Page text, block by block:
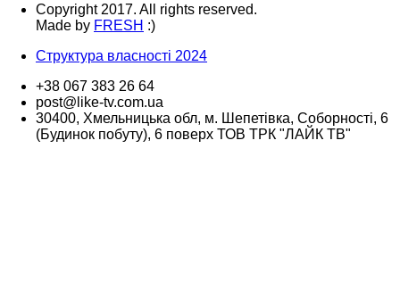
Copyright 2017. All rights reserved.
Made by FRESH :)
Структура власності 2024
+38 067 383 26 64
post@like-tv.com.ua
30400, Хмельницька обл, м. Шепетівка, Соборності, 6
(Будинок побуту), 6 поверх ТОВ ТРК "ЛАЙК ТВ"